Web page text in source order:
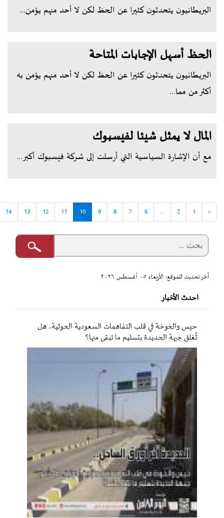
البريطانيون يتحدثون كثيرا عن الحظ لكن لا أحد منهم يؤمن...
الحظ أسهل الإجابات المتاحة
البريطانيون يتحدثون كثيرا عن الحظ لكن لا أحد منهم يؤمن به
أكثر من مما...
المال لا يمثل شيئا لفيسبوك
مع أن الإشارة السياسية التي أرسلت إلى شركة فيسبوك أكبر...
«
1
2
...
6
7
8
9
10
11
12
13
14
آخر تحديث للموقع: الأربعاء ٠٥ أغسطس ٢٠٢٦
احدث الأخبار
حيس والخوخة في قلب التفاهمات السعودية الحوثية.. هل
تُغلق جبهة الحديدة بتسليم ما تبقى منها؟